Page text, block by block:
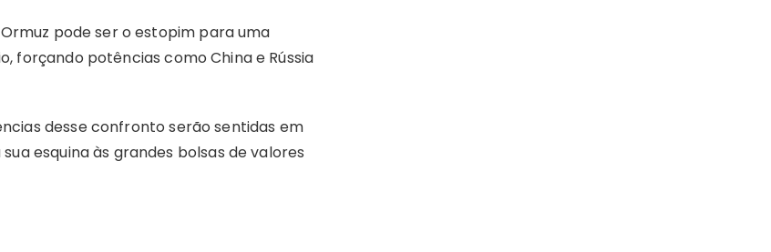
pode ser o estopim para uma
forçando potências como China e Rússia
desse confronto serão sentidas em
esquina às grandes bolsas de valores